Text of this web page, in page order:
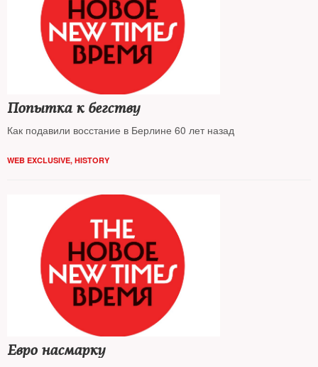
Попытка к бегству
Как подавили восстание в Берлине 60 лет назад
WEB EXCLUSIVE, HISTORY
Евро насмарку